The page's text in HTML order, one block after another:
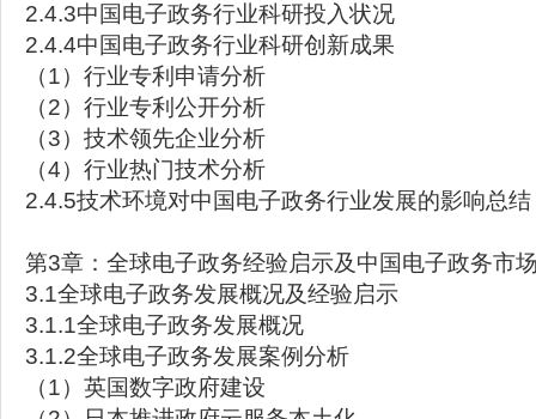
2.4.3中国电子政务行业科研投入状况
2.4.4中国电子政务行业科研创新成果
（1）行业专利申请分析
（2）行业专利公开分析
（3）技术领先企业分析
（4）行业热门技术分析
2.4.5技术环境对中国电子政务行业发展的影响总结
第3章：全球电子政务经验启示及中国电子政务市
3.1全球电子政务发展概况及经验启示
3.1.1全球电子政务发展概况
3.1.2全球电子政务发展案例分析
（1）英国数字政府建设